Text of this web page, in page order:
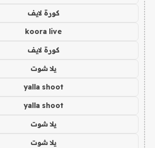
كورة لايف
koora live
كورة لايف
يلا شوت
yalla shoot
yalla shoot
يلا شوت
يلا شوت